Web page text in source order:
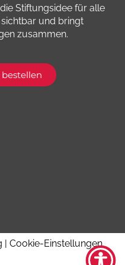
Stiftungsidee für alle
und bringt
zusammen.​
| Cookie-Einstellungen